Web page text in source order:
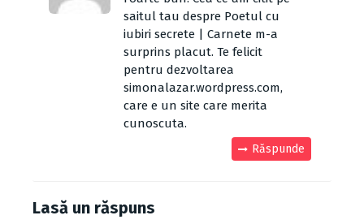
saitul tau despre Poetul cu
iubiri secrete | Carnete m-a
surprins placut. Te felicit
pentru dezvoltarea
simonalazar.wordpress.com,
care e un site care merita
cunoscuta.
Răspunde
Lasă un răspuns